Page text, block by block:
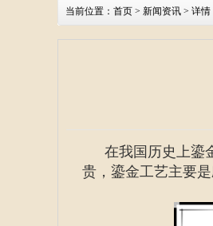
当前位置： 首页 > 新闻资讯 > 详情
在我国历史上鎏
贵，鎏金工艺主要